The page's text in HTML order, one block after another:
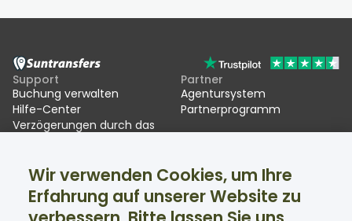
Support
Buchung verwalten
Hilfe-Center
Verzögerungen durch das
Partner
Agentursystem
Partnerprogramm
Suntransfers
Über uns
Bewertungen
Soziale Medien
Facebook
Twitter
Wir verwenden Cookies, um Ihre
Erfahrung auf unserer Website zu